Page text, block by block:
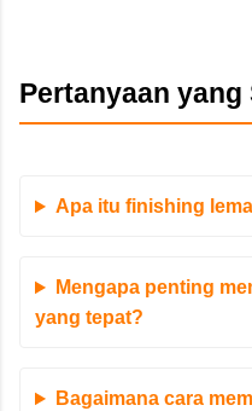
Pertanyaan
Apa itu finishing
Mengapa penting
yang tepat?
Bagaimana cara